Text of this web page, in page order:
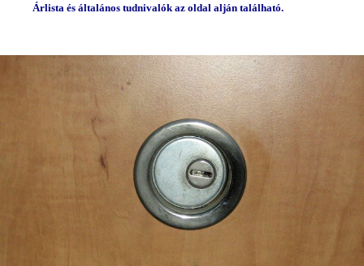
Árlista és általános tudnivalók az oldal alján található.